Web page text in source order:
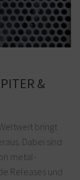
&
Weltweit bringt
Dabei sind
metal-
Releases und